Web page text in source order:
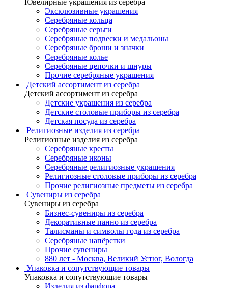
Ювелирные украшения из серебра
Эксклюзивные украшения
Серебряные кольца
Серебряные серьги
Серебряные подвески и медальоны
Серебряные броши и значки
Серебряные колье
Серебряные цепочки и шнуры
Прочие серебряные украшения
Детский ассортимент из серебра
Детский ассортимент из серебра
Детские украшения из серебра
Детские столовые приборы из серебра
Детская посуда из серебра
Религиозные изделия из серебра
Религиозные изделия из серебра
Серебряные кресты
Серебряные иконы
Серебряные религиозные украшения
Религиозные столовые приборы из серебра
Прочие религиозные предметы из серебра
Сувениры из серебра
Сувениры из серебра
Бизнес-сувениры из серебра
Декоративные панно из серебра
Талисманы и символы года из серебра
Серебряные напёрстки
Прочие сувениры
880 лет - Москва, Великий Устюг, Вологда
Упаковка и сопутствующие товары
Упаковка и сопутствующие товары
Изделия из фарфора